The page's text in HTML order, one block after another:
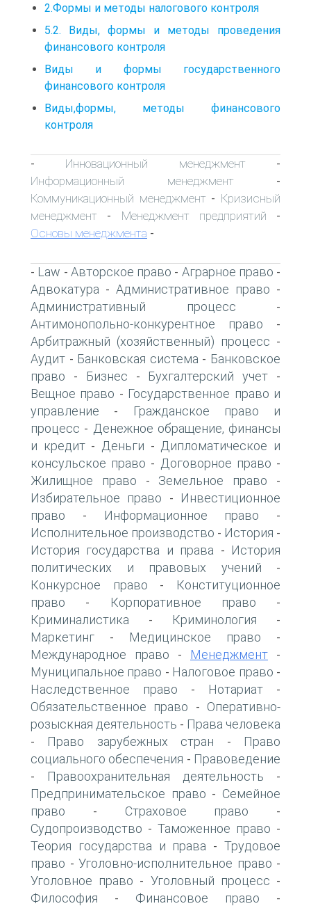
2.Формы и методы налогового контроля
5.2. Виды, формы и методы проведения
финансового контроля
Виды и формы государственного
финансового контроля
Виды,формы, методы финансового
контроля
- Инновационный менеджмент -
Информационный менеджмент -
Коммуникационный менеджмент - Кризисный
менеджмент - Менеджмент предприятий -
Основы менеджмента -
- Law - Авторское право - Аграрное право -
Адвокатура - Административное право -
Административный процесс -
Антимонопольно-конкурентное право -
Арбитражный (хозяйственный) процесс -
Аудит - Банковская система - Банковское
право - Бизнес - Бухгалтерский учет -
Вещное право - Государственное право и
управление -
Гражданское право и
процесс - Денежное обращение, финансы
и кредит- Деньги - Дипломатическое и
консульское право - Договорное право -
Жилищное право - Земельное право -
Избирательное право -
Инвестиционное
право - Информационное право -
Исполнительное производство - История -
История государства и права -
История
политических и правовых учений -
Конкурсное право -
Конституционное
право - Корпоративное право -
Криминалистика - Криминология -
Маркетинг - Медицинское право -
Международное право - Менеджмент -
Муниципальное право - Налоговое право -
Наследственное право - Нотариат -
Обязательственное право - Оперативно-
розыскная деятельность - Права человека
- Право зарубежных стран -
Право
социального обеспечения - Правоведение
- Правоохранительная деятельность -
Предпринимательское право - Семейное
право - Страховое право -
Судопроизводство - Таможенное право -
Теория государства и права -Трудовое
право - Уголовно-исполнительное право -
Уголовное право - Уголовный процесс -
Философия - Финансовое право -